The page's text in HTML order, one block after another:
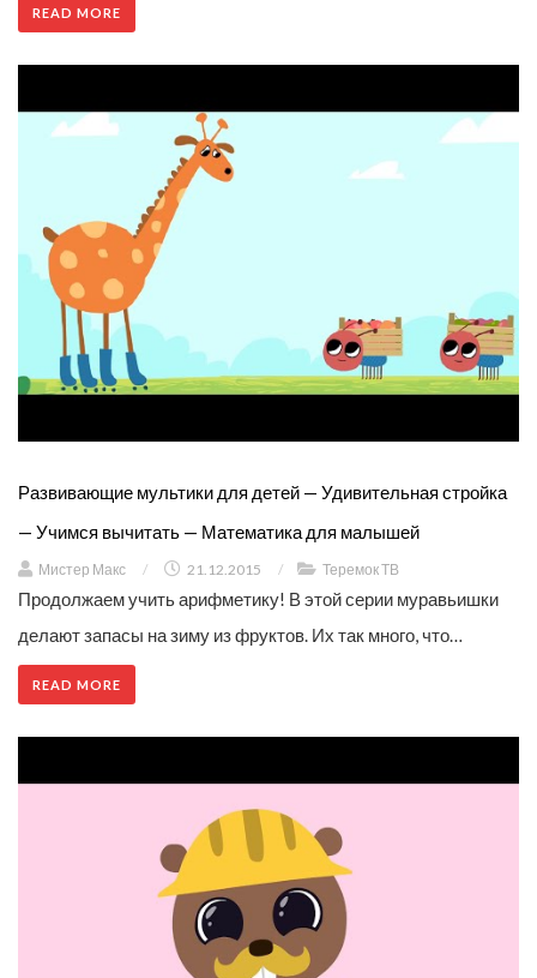
READ MORE
Развивающие мультики для детей — Удивительная стройка
— Учимся вычитать — Математика для малышей
Мистер Макс / 21.12.2015 / Теремок ТВ
Продолжаем учить арифметику! В этой серии муравьишки
делают запасы на зиму из фруктов. Их так много, что…
READ MORE